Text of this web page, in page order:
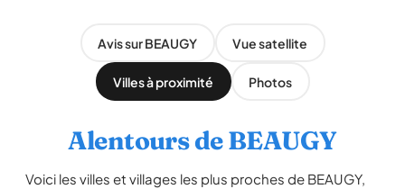
Avis sur BEAUGY Vue satellite
Villes à proximité Photos
Alentours de BEAUGY
Voici les villes et villages les plus proches de BEAUGY,